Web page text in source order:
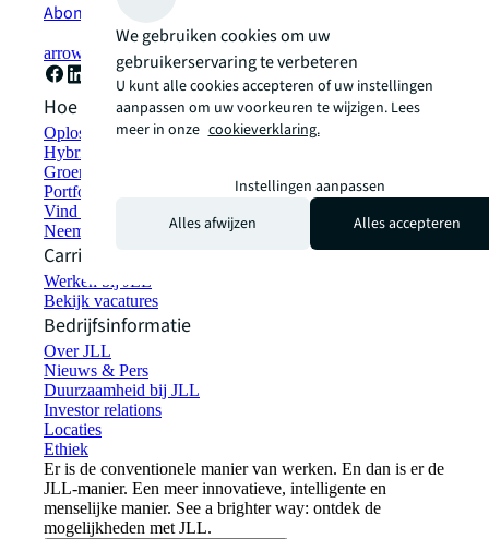
Abonneer u nu
arrow_forward
Hoe kunnen we helpen?
Oplossingen voor duurzaamheid
Hybride werkplekoplossingen
Groen bouwen en verhuren
Portfoliomanagement
Vind en huur ruimte
Neem contact met ons op
Carrières
Werken bij JLL
Bekijk vacatures
Bedrijfsinformatie
Over JLL
Nieuws & Pers
Duurzaamheid bij JLL
Investor relations
Locaties
Ethiek
Er is de conventionele manier van werken. En dan is er de
JLL-manier. Een meer innovatieve, intelligente en
menselijke manier. See a brighter way: ontdek de
mogelijkheden met JLL.
We gebruiken cookies om uw
gebruikerservaring te verbeteren
U kunt alle cookies accepteren of uw instellingen
aanpassen om uw voorkeuren te wijzigen. Lees
meer in onze cookieverklaring.
Instellingen aanpassen
Alles afwijzen
Alles accepteren